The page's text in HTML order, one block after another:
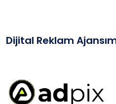
Dijital Reklam